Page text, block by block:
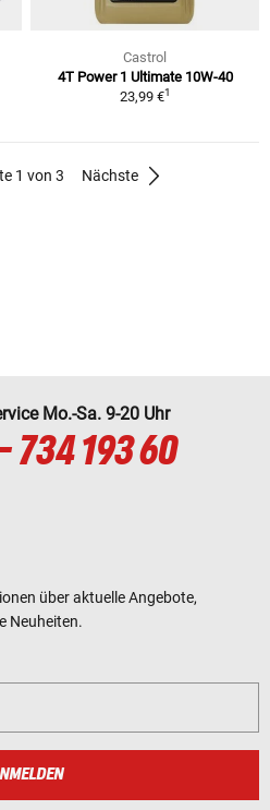
Castrol
4T Power 1 Ultimate 10W-40
23,99 €1
1 von 3 Nächste
Mo.-Sa. 9-20 Uhr
734 193 60
über aktuelle Angebote,
Neuheiten.